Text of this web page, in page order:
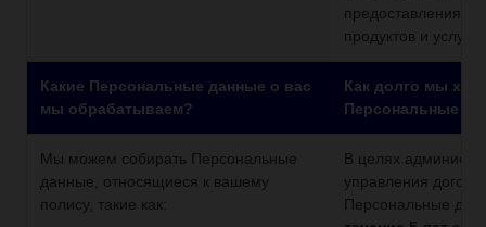
предоставления
продуктов и услуг.
Какие Персональные данные о вас
мы обрабатываем?
Как долго мы
Персональные
Мы можем собирать Персональные
данные, относящиеся к вашему
полису, такие как:
В целях
управления
Персональные